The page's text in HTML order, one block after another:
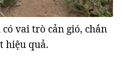
vai trò cản gió, chắn
hiệu quả.